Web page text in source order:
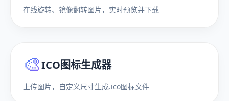
在线旋转、镜像翻转图片，实时预览并下载
🎨ICO图标生成器
上传图片，自定义尺寸生成.ico图标文件